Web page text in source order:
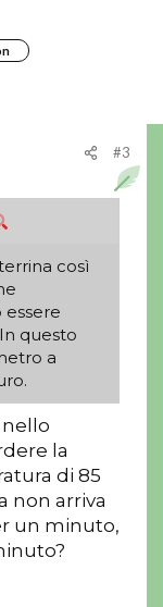
#3
così
questo
a
la
di 85
non arriva
un minuto,